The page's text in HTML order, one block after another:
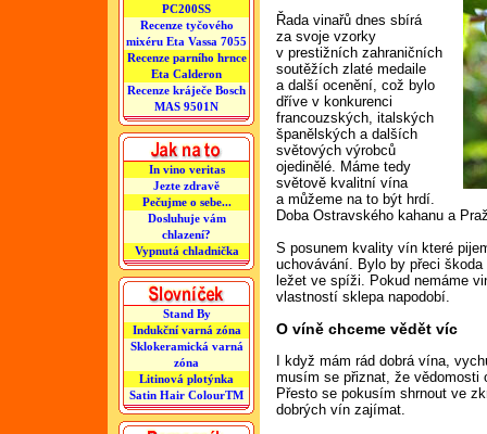
PC200SS
Recenze tyčového
mixéru Eta Vassa 7055
Recenze parního hrnce
Eta Calderon
Recenze kráječe Bosch
MAS 9501N
In vino veritas
Jezte zdravě
Pečujme o sebe...
Dosluhuje vám
chlazení?
Vypnutá chladnička
Stand By
Indukční varná zóna
Sklokeramická varná
zóna
Litinová plotýnka
Satin Hair ColourTM
Řada vinařů dnes sbírá
za svoje vzorky
v prestižních zahraničních
soutěžích zlaté medaile
a další ocenění, což bylo
dříve v konkurenci
francouzských, italských
španělských a dalších
světových výrobců
ojedinělé. Máme tedy
světově kvalitní vína
a můžeme na to být hrdí.
Doba Ostravského kahanu a
S posunem kvality vín které
uchovávání. Bylo by přeci
ležet ve spíži. Pokud nemáme
vlastností sklepa napodobí.
O víně chceme vědět víc
I když mám rád dobrá vína,
musím se přiznat, že vědomosti
Přesto se pokusím shrnout ve
dobrých vín zajímat.